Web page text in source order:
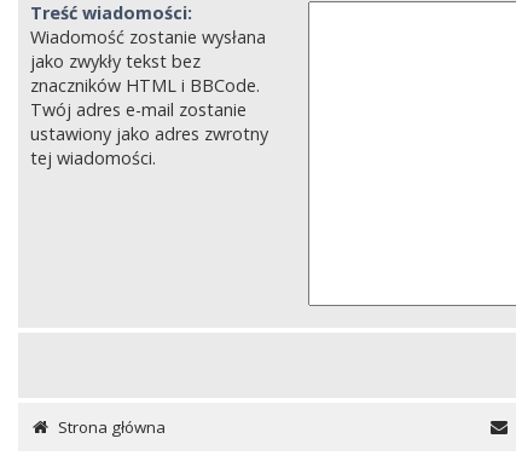
Treść wiadomości:
Wiadomość zostanie wysłana
jako zwykły tekst bez
znaczników HTML i BBCode.
Twój adres e-mail zostanie
ustawiony jako adres zwrotny
tej wiadomości.
Strona główna